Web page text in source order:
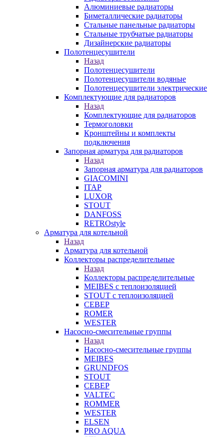
Алюминиевые радиаторы
Биметаллические радиаторы
Стальные панельные радиаторы
Стальные трубчатые радиаторы
Дизайнерские радиаторы
Полотенцесушители
Назад
Полотенцесушители
Полотенцесушители водяные
Полотенцесушители электрические
Комплектующие для радиаторов
Назад
Комплектующие для радиаторов
Термоголовки
Кронштейны и комплекты
подключения
Запорная арматура для радиаторов
Назад
Запорная арматура для радиаторов
GIACOMINI
ITAP
LUXOR
STOUT
DANFOSS
RETROstyle
Арматура для котельной
Назад
Арматура для котельной
Коллекторы распределительные
Назад
Коллекторы распределительные
MEIBES с теплоизоляцией
STOUT с теплоизоляцией
СЕВЕР
ROMER
WESTER
Насосно-смесительные группы
Назад
Насосно-смесительные группы
MEIBES
GRUNDFOS
STOUT
СЕВЕР
VALTEC
ROMMER
WESTER
ELSEN
PRO AQUA